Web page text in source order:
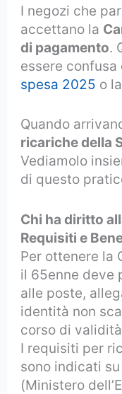
I negozi che
accettano la
di pagamento.
essere confusa
spesa 2025 o
Quando
ricariche della
Vediamolo
di questo
Chi ha diritto
Requisiti e
Per ottenere la
il 65enne deve
alle poste,
identità non
corso di
I requisiti per
sono indicati
(Ministero